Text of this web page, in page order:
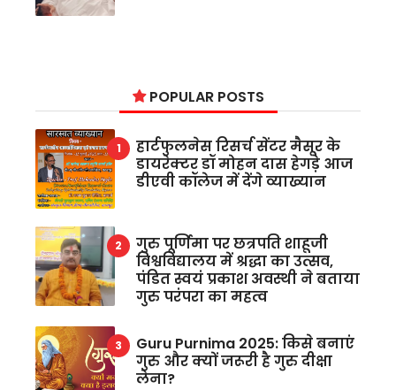
POPULAR POSTS
हार्टफुलनेस रिसर्च सेंटर मैसूर के
डायरेक्टर डॉ मोहन दास हेगड़े आज
डीएवी कॉलेज में देंगे व्याख्यान
गुरु पूर्णिमा पर छत्रपति शाहूजी
विश्वविद्यालय में श्रद्धा का उत्सव,
पंडित स्वयं प्रकाश अवस्थी ने बताया
गुरु परंपरा का महत्व
Guru Purnima 2025: किसे बनाएं
गुरु और क्यों जरूरी है गुरु दीक्षा
लेना?